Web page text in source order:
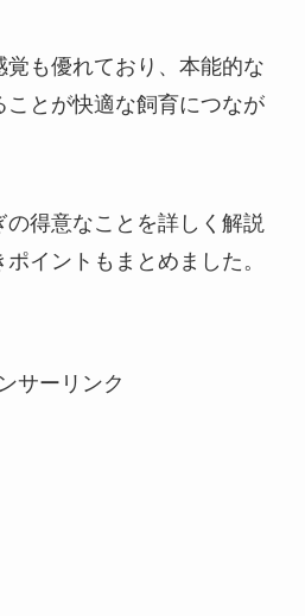
も優れており、本能的な
とが快適な飼育につなが
得意なことを詳しく解説
イントもまとめました。
サーリンク